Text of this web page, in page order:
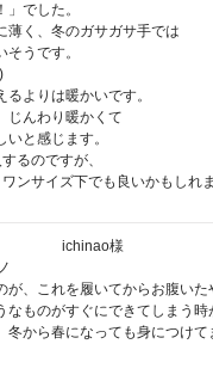
でした。
薄く、冬のガサガサ手では
うです。
よりは暖かいです。
じんわり暖かくて
と感じます。
るのですが、
ンサイズ下でも良いかもしれま
ichinao様
、これを履いてからお腹い
なものがすぐにできてしまう時
冬から春になっても身につけ